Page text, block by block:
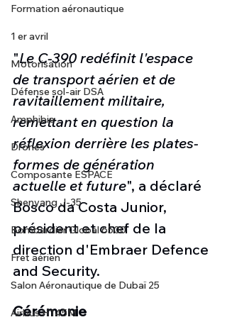
Formation aéronautique
1 er avril
Motorisation
Défense sol-air DSA
Amphibie
Drones
Composante ESPACE
Shenyang J-35
Bombardier Global 6500
Fret aérien
Salon Aéronautique de Dubaï 25
Airbus H145M
"Le C-390 redéfinit l'espace
de transport aérien et de
ravitaillement militaire,
remettant en question la
réflexion derrière les plates-
formes de génération
actuelle et future", a déclaré
Bosco da Costa Junior,
président et chef de la
direction d'Embraer Defence
and Security.
Cérémonie